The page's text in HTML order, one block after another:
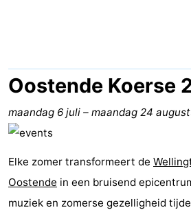
Village
Hippodroom
Last
minutes
Strand
Zien
doen
-
Oostende Koerse
maandag 6 juli – maandag 24
Elke zomer transformeert de
Oostende in een bruisend
muziek en zomerse gezelligheid